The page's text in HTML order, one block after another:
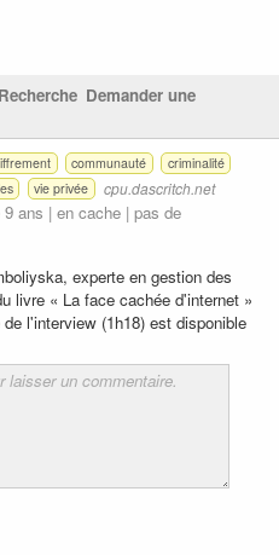
Recherche Demander une
communauté
criminalité
vie privée cpu.dascritch.net
9 ans | en cache | pas de
experte en gestion des
livre « La face cachée d'internet »
l'interview (1h18) est disponible